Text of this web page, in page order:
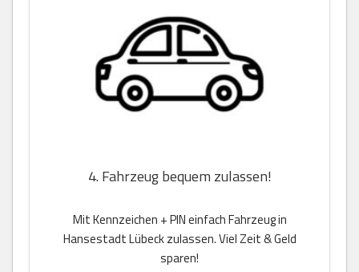
4. Fahrzeug bequem zulassen!
Mit Kennzeichen + PIN einfach Fahrzeug in
Hansestadt Lübeck zulassen. Viel Zeit & Geld
sparen!